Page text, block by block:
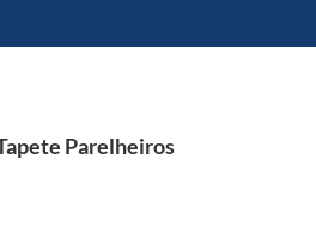
Parelheiros